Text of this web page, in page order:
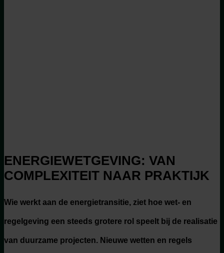
ENERGIEWETGEVING: VAN
COMPLEXITEIT NAAR PRAKTIJK
Wie werkt aan de energietransitie, ziet hoe wet- en
regelgeving een steeds grotere rol speelt bij de realisatie
van duurzame projecten. Nieuwe wetten en regels